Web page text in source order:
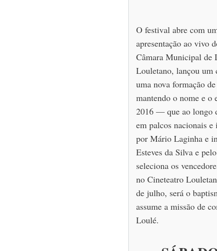
O festival abre com
apresentação ao vivo
Câmara Municipal de
Louletano, lançou um
uma nova formação
mantendo o nome e o
2016 — que ao longo
em palcos nacionais
por Mário Laginha e
Esteves da Silva e
seleciona os
no Cineteatro
de julho, será o
assume a missão de
Loulé.